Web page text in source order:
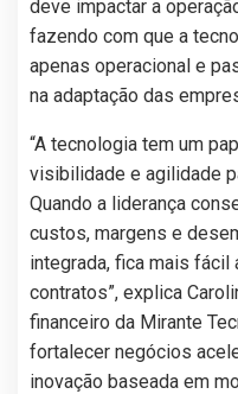
deve impactar a
fazendo com que a
apenas operacional e
na adaptação das
“A tecnologia tem um
visibilidade e agilidade
Quando a liderança
custos, margens e
integrada, fica mais
contratos”, explica
financeiro da Mirante
fortalecer negócios
inovação baseada em